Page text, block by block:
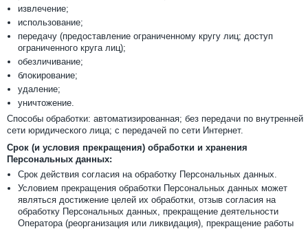
извлечение;
использование;
передачу (предоставление ограниченному кругу лиц; доступ
ограниченного круга лиц);
обезличивание;
блокирование;
удаление;
уничтожение.
Способы обработки: автоматизированная; без передачи по внутренней
сети юридического лица; с передачей по сети Интернет.
Срок (и условия прекращения) обработки и хранения
Персональных данных:
Срок действия согласия на обработку Персональных данных.
Условием прекращения обработки Персональных данных может
являться достижение целей их обработки, отзыв согласия на
обработку Персональных данных, прекращение деятельности
Оператора (реорганизация или ликвидация), прекращение работы